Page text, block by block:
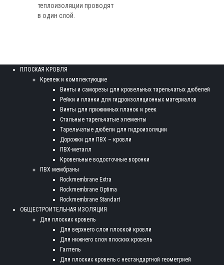
теплоизоляции проводят
в один слой.
ПЛОСКАЯ КРОВЛЯ
Крепеж и комплектующие
Винты и саморезы для кровельных тарельчатых дюбелей
Рейки и планки для гидроизоляционных материалов
Винты для прижимных планок и реек
Стальные тарельчатые элементы
Тарельчатые дюбели для гидроизоляции
Дорожки для ПВХ – кровли
ПВХ-металл
Кровельные водосточные воронки
ПВХ мембраны
Rockmembrane Extra
Rockmembrane Optima
Rockmembrane Standart
ОБЩЕСТРОИТЕЛЬНАЯ ИЗОЛЯЦИЯ
Для плоских кровель
Для верхнего слоя плоской кровли
Для нижнего слоя плоских кровель
Галтель
Для плоских кровель с нестандартной геометрией